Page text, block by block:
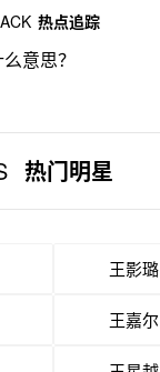
热点追踪
意思？
热门明星
王影璐
王嘉尔